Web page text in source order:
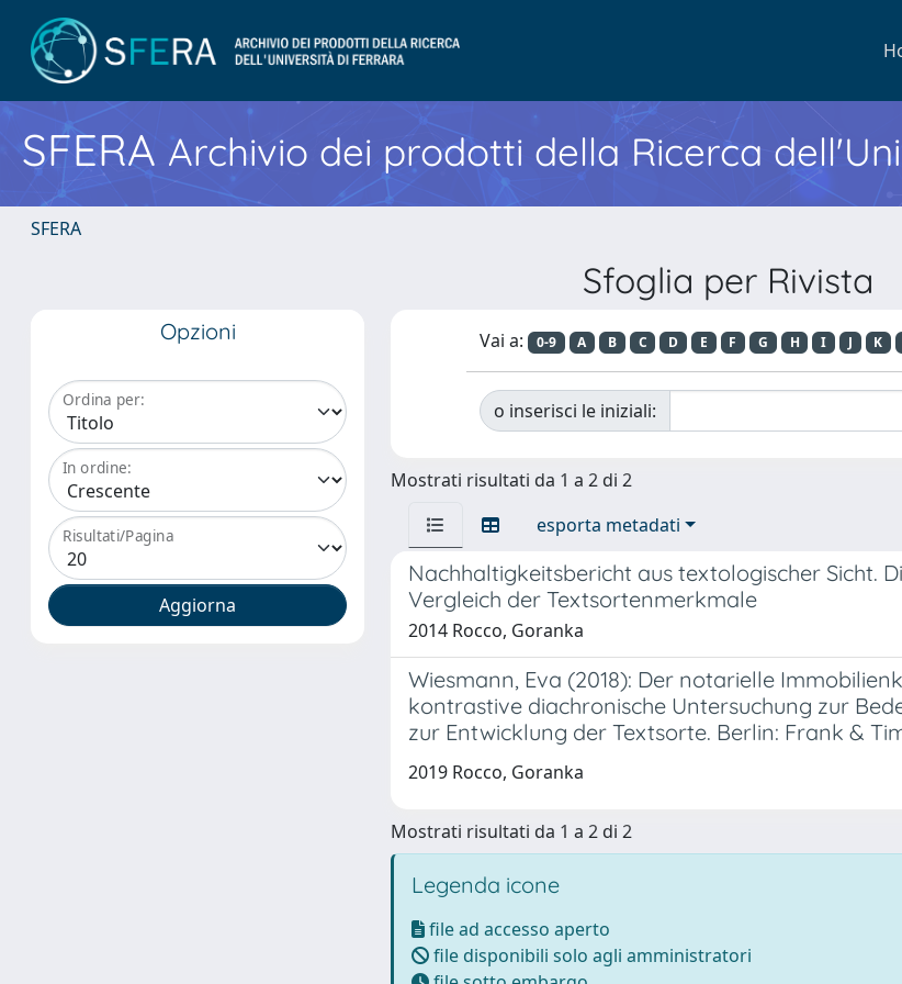
SFERA Archivio dei prodotti della Ricerca
SFERA
Sfoglia per Rivista
Opzioni
Ordina per:
In ordine:
Risultati/Pagina
Vai a: 0-9 A B C D E F G H I J K
o inserisci le iniziali:
Mostrati risultati da 1 a 2 di 2
esporta metadati
Nachhaltigkeitsbericht aus textologischer Sicht.
Vergleich der Textsortenmerkmale
2014 Rocco, Goranka
Wiesmann, Eva (2018): Der notarielle
kontrastive diachronische Untersuchung zur
zur Entwicklung der Textsorte. Berlin: Frank &
2019 Rocco, Goranka
Mostrati risultati da 1 a 2 di 2
Legenda icone
file ad accesso aperto
file disponibili solo agli amministratori